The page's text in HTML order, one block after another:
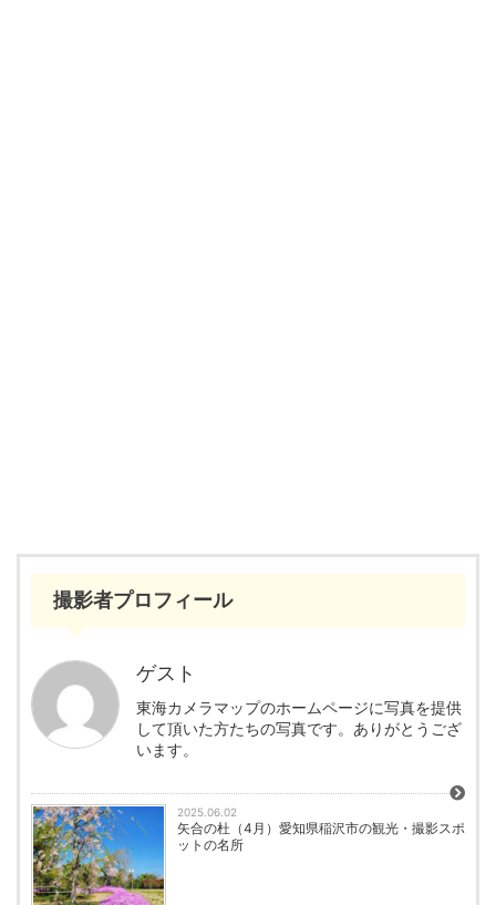
撮影者プロフィール
ゲスト
東海カメラマップのホームページに写真を提供
して頂いた方たちの写真です。ありがとうござ
います。
2025.06.02
矢合の杜（4月）愛知県稲沢市の観光・撮影スポ
ットの名所